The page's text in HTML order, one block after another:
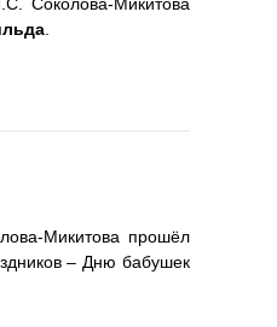
Соколова-Микитова
.
Микитова прошёл
– Дню бабушек